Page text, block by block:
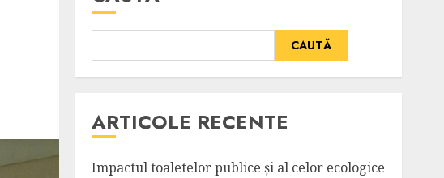
CAUTĂ
ARTICOLE RECENTE
Impactul toaletelor publice și al celor ecologice